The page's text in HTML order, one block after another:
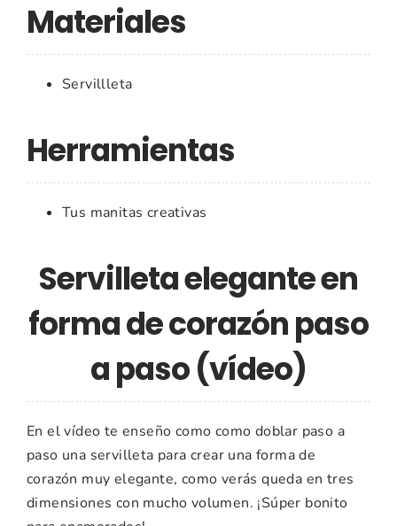
Materiales
Servillleta
Herramientas
Tus manitas creativas
Servilleta elegante en
forma de corazón paso
a paso (vídeo)
En el vídeo te enseño como como doblar paso a
paso una servilleta para crear una forma de
corazón muy elegante, como verás queda en tres
dimensiones con mucho volumen. ¡Súper bonito